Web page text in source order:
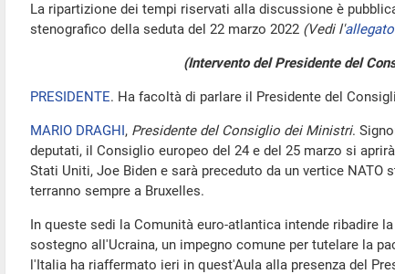
La ripartizione dei tempi riservati alla discussione è
stenografico della seduta del 22 marzo 2022 (Vedi l'
(Intervento del Presidente del
PRESIDENTE. Ha facoltà di parlare il Presidente del
MARIO DRAGHI, Presidente del Consiglio dei Ministri.
deputati, il Consiglio europeo del 24 e del 25 marzo si
Stati Uniti, Joe Biden e sarà preceduto da un vertice NATO
terranno sempre a Bruxelles.
In queste sedi la Comunità euro-atlantica intende ribadire
sostegno all'Ucraina, un impegno comune per tutelare la
l'Italia ha riaffermato ieri in quest'Aula alla presenza del